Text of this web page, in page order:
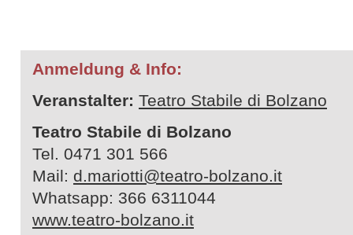
Anmeldung & Info:
Veranstalter: Teatro Stabile di Bolzano
Teatro Stabile di Bolzano
Tel. 0471 301 566
Mail: d.mariotti@teatro-bolzano.it
Whatsapp: 366 6311044
www.teatro-bolzano.it